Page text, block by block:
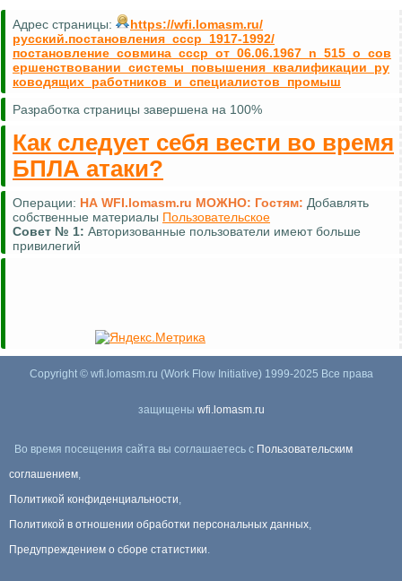
Адрес страницы:
https://wfi.lomasm.ru/
русский.постановления_ссср_1917-1992/
постановление_совмина_ссср_от_06.06.1967_n_515_о_сов
ершенствовании_системы_повышения_квалификации_ру
ководящих_работников_и_специалистов_промыш
Разработка страницы завершена на 100%
Как следует себя вести во время
БПЛА атаки?
Операции: НА WFI.lomasm.ru МОЖНО: Гостям: Добавлять
собственные материалы Пользовательское
Совет № 1: Авторизованные пользователи имеют больше
привилегий
Copyright © wfi.lomasm.ru (Work Flow Initiative) 1999-2025 Все права
защищены wfi.lomasm.ru
Во время посещения сайта вы соглашаетесь с Пользовательским
соглашением,
Политикой конфиденциальности,
Политикой в отношении обработки персональных данных,
Предупреждением о сборе статистики.